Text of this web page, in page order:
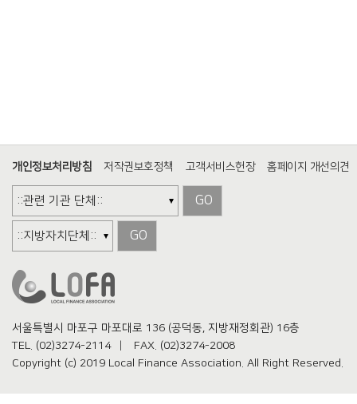
개인정보처리방침 저작권보호정책 고객서비스헌장 홈페이지 개선의견
GO
GO
서울특별시 마포구 마포대로 136 (공덕동, 지방재정회관) 16층
TEL. (02)3274-2114
FAX. (02)3274-2008
Copyright (c) 2019 Local Finance Association. All Right Reserved.